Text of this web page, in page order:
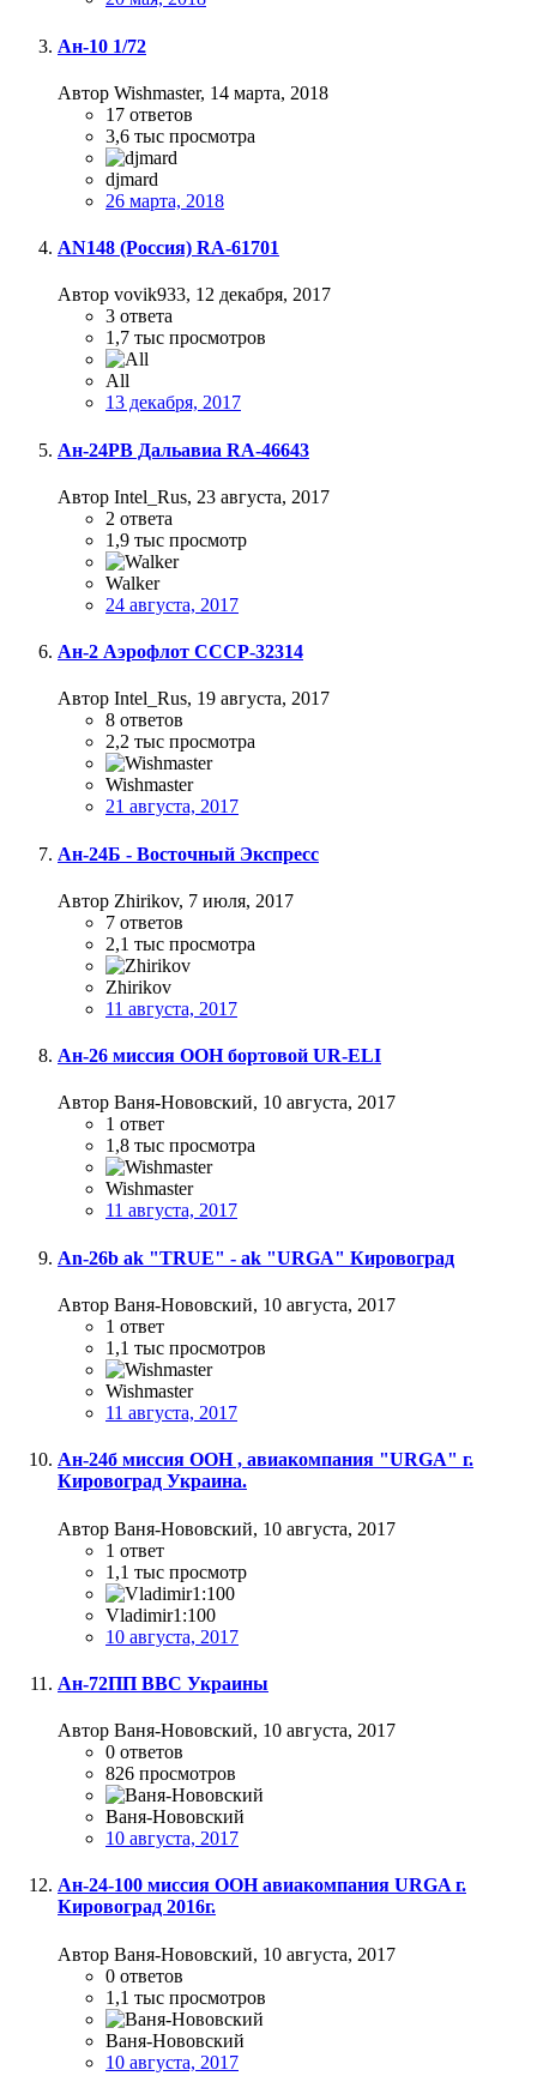
Ан-10 1/72
Автор Wishmaster, 14 марта, 2018
17 ответов
3,6 тыс просмотра
djmard
26 марта, 2018
AN148 (Россия) RA-61701
Автор vovik933, 12 декабря, 2017
3 ответа
1,7 тыс просмотров
All
13 декабря, 2017
Ан-24РВ Дальавиа RA-46643
Автор Intel_Rus, 23 августа, 2017
2 ответа
1,9 тыс просмотр
Walker
24 августа, 2017
Ан-2 Аэрофлот СССР-32314
Автор Intel_Rus, 19 августа, 2017
8 ответов
2,2 тыс просмотра
Wishmaster
21 августа, 2017
Ан-24Б - Восточный Экспресс
Автор Zhirikov, 7 июля, 2017
7 ответов
2,1 тыс просмотра
Zhirikov
11 августа, 2017
Ан-26 миссия ООН бортовой UR-ELI
Автор Ваня-Нововский, 10 августа, 2017
1 ответ
1,8 тыс просмотра
Wishmaster
11 августа, 2017
Аn-26b ak "TRUE" - ak "URGA" Кировоград
Автор Ваня-Нововский, 10 августа, 2017
1 ответ
1,1 тыс просмотров
Wishmaster
11 августа, 2017
Ан-24б миссия ООН , авиакомпания "URGA" г.
Кировоград Украина.
Автор Ваня-Нововский, 10 августа, 2017
1 ответ
1,1 тыс просмотр
Vladimir1:100
10 августа, 2017
Ан-72ПП ВВС Украины
Автор Ваня-Нововский, 10 августа, 2017
0 ответов
826 просмотров
Ваня-Нововский
10 августа, 2017
Ан-24-100 миссия ООН авиакомпания URGA г.
Кировоград 2016г.
Автор Ваня-Нововский, 10 августа, 2017
0 ответов
1,1 тыс просмотров
Ваня-Нововский
10 августа, 2017